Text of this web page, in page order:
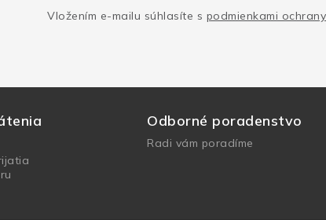
Vložením e-mailu súhlasíte s podmienkami
Odborné poradenstvo
Radi vám poradíme